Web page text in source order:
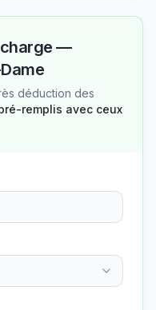
charge —
déduction des
remplis avec ceux